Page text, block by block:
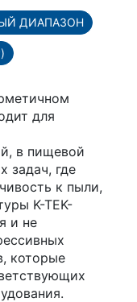
ДИАПАЗОН
для
в пищевой
задач, где
к пыли,
K-TEK-
и не
которые